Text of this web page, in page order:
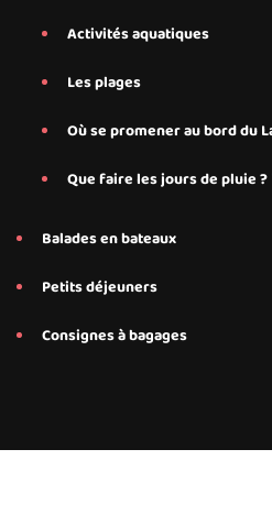
Activités aquatiques
Les plages
Où se promener au bord du
Que faire les jours de pluie ?
Balades en bateaux
Petits déjeuners
Consignes à bagages